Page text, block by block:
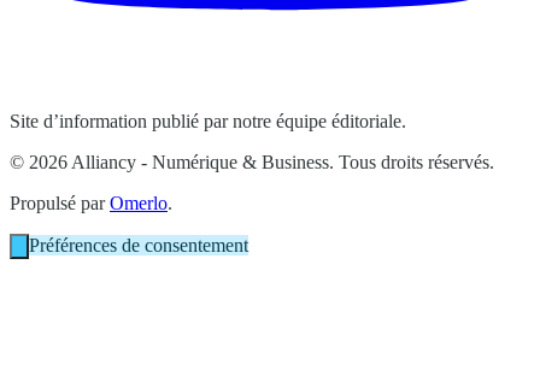
Site d’information publié par notre équipe éditoriale.
© 2026 Alliancy - Numérique & Business. Tous droits réservés.
Propulsé parOmerlo.
Préférences de consentement